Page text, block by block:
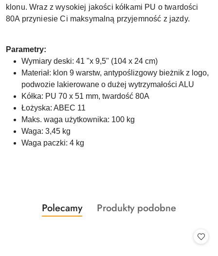
klonu. Wraz z wysokiej jakości kółkami PU o twardości
80A przyniesie Ci maksymalną przyjemność z jazdy.
Parametry:
Wymiary deski: 41 "x 9,5" (104 x 24 cm)
Materiał: klon 9 warstw, antypoślizgowy bieżnik z logo,
podwozie lakierowane o dużej wytrzymałości ALU
Kółka: PU 70 x 51 mm, twardość 80A
Łożyska: ABEC 11
Maks. waga użytkownika: 100 kg
Waga: 3,45 kg
Waga paczki: 4 kg
Pomiń karuzelę produktów
Produkty
o
Polecamy
Produkty
Produkty podobne